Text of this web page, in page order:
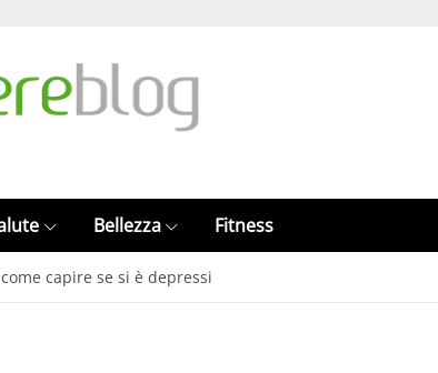
Bellezza Fitness
capire se si è depressi